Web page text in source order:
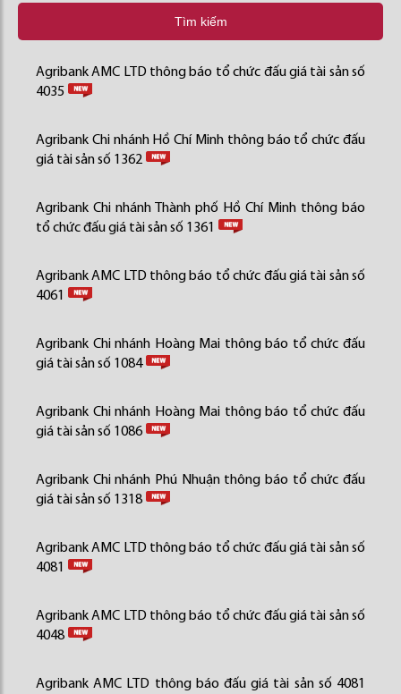
Tìm kiếm
Agribank AMC LTD thông báo tổ chức đấu giá tài sản số
4035
Agribank Chi nhánh Hồ Chí Minh thông báo tổ chức đấu
giá tài sản số 1362
Agribank Chi nhánh Thành phố Hồ Chí Minh thông báo
tổ chức đấu giá tài sản số 1361
Agribank AMC LTD thông báo tổ chức đấu giá tài sản số
4061
Agribank Chi nhánh Hoàng Mai thông báo tổ chức đấu
giá tài sản số 1084
Agribank Chi nhánh Hoàng Mai thông báo tổ chức đấu
giá tài sản số 1086
Agribank Chi nhánh Phú Nhuận thông báo tổ chức đấu
giá tài sản số 1318
Agribank AMC LTD thông báo tổ chức đấu giá tài sản số
4081
Agribank AMC LTD thông báo tổ chức đấu giá tài sản số
4048
Agribank AMC LTD thông báo đấu giá tài sản số 4081